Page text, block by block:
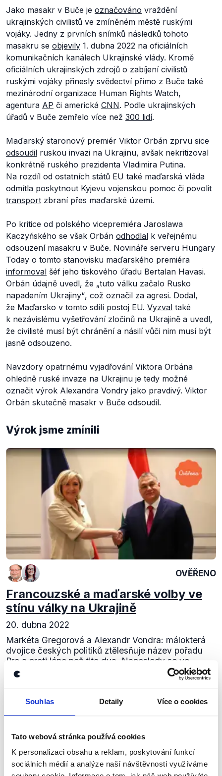
Souhlas Detaily Více o cookies
Tato webová stránka používá cookies
K personalizaci obsahu a reklam, poskytování funkcí
sociálních médií a analýze naší návštěvnosti využíváme
Jako masakr v Buče je označováno vraždění
ukrajinských civilistů ve zmíněném městě ruskými
vojáky. Jedny z prvních snímků následků tohoto
masakru se objevily 1. dubna 2022 na oficiálních
komunikačních kanálech Ukrajinské vlády. Kromě
oficiálních ukrajinských zdrojů o zabíjení civilistů
ruskými vojáky přinesly svědectvípřímo z Buče také
mezinárodní organizace Human Rights Watch,
agentura AP či americká CNN. Podle ukrajinských
úřadů v Buče zemřelo více než 300 lidí.
Maďarský staronový premiér Viktor Orbán zprvu sice
odsoudil ruskou invazi na Ukrajinu, avšak nekritizoval
konkrétně ruského prezidenta Vladimira Putina.
Na rozdíl od ostatních států EU také maďarská vláda
odmítla poskytnout Kyjevu vojenskou pomoc či povolit
transport zbraní přes maďarské území.
Po kritice od polského vicepremiéra Jaroslawa
Kaczyńského se však Orbán odhodlal k veřejnému
odsouzení masakru v Buče. Novináře serveru Hungary
Today o tomto stanovisku maďarského premiéra
informoval šéf jeho tiskového úřadu Bertalan Havasi.
Orbán údajně uvedl, že „tuto válku začalo Rusko
napadením Ukrajiny“, což označil za agresi. Dodal,
že Maďarsko v tomto sdílí postoj EU. Vyzval také
k nezávislému vyšetřování zločinů na Ukrajině a uvedl,
že civilisté musí být chránění a násilí vůči nim musí být
jasně odsouzeno.
Navzdory opatrnému vyjadřování Viktora Orbána
ohledně ruské invaze na Ukrajinu je tedy možné
označit výrok Alexandra Vondry jako pravdivý. Viktor
Orbán skutečně masakr v Buče odsoudil.
Výrok jsme zmínili
OVĚŘENO
Francouzské a maďarské volby ve
stínu války na Ukrajině
20. dubna 2022
Markéta Gregorová a Alexandr Vondra: málokterá
dvojice českých politiků ztělesňuje název pořadu
Pro a proti lépe než tito dva. Naposledy se ve
Českém rozhlase Plus potkali nad výsledkem...
Zůstaňme v kontaktu
Přihlaste se k odběru našeho